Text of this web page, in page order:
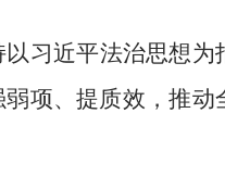
习近平法治思想
项、提质效，推动